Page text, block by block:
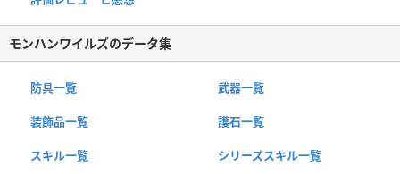
モンハンワイルズのデータ集
防具一覧 武器一覧
装飾品一覧 護石一覧
スキル一覧 シリーズスキル一覧